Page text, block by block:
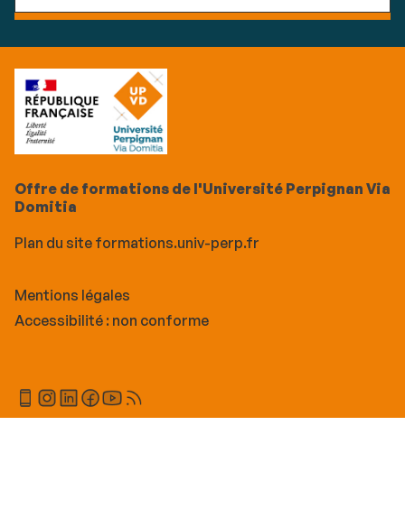
Offre de formations de l'Université Perpignan Via
Domitia
Plan du site formations.univ-perp.fr
Mentions légales
Accessibilité : non conforme